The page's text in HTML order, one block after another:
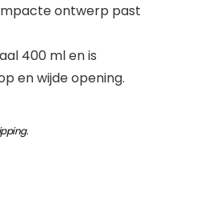
ontwerp past
400 ml en is
en wijde opening.
.